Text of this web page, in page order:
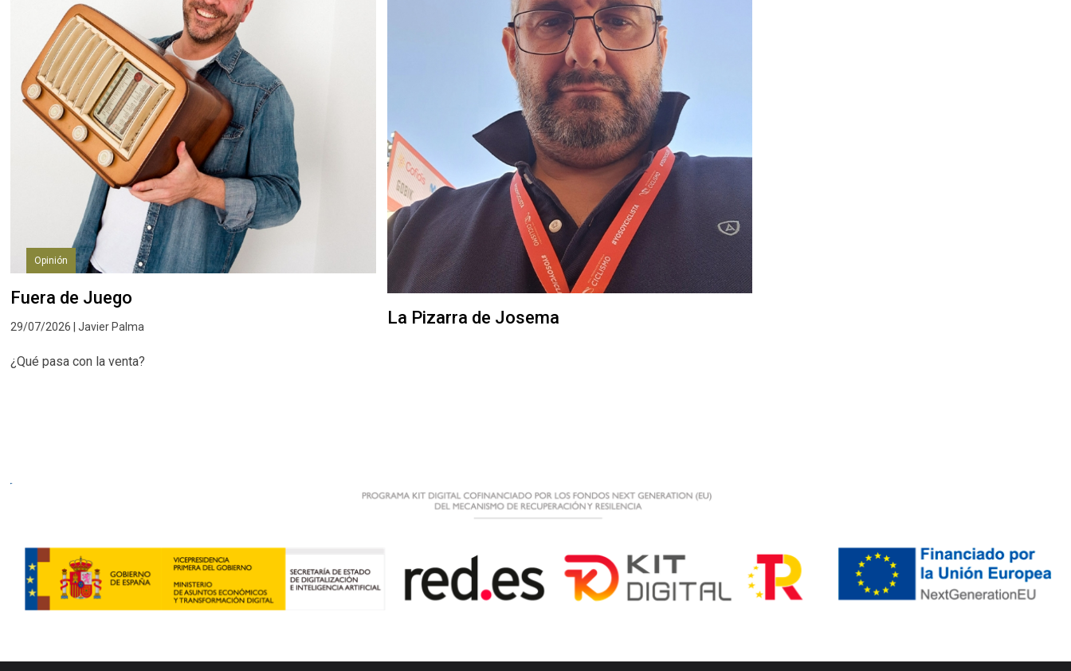
Opinión
Fuera de Juego
29/07/2026 | Javier Palma
¿Qué pasa con la venta?
La Pizarra de Josema